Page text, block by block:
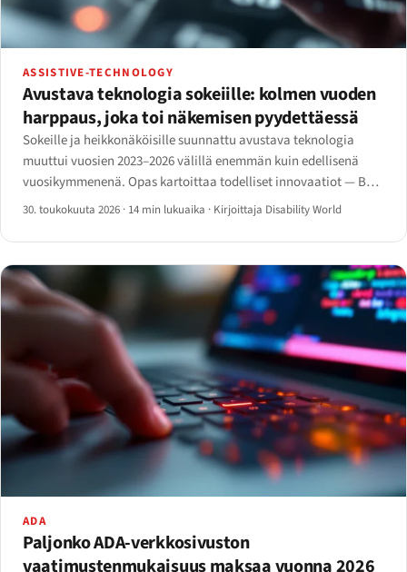
ASSISTIVE-TECHNOLOGY
Avustava teknologia sokeiille: kolmen vuoden
harppaus, joka toi näkemisen pyydettäessä
Sokeille ja heikkonäköisille suunnattu avustava teknologia
muuttui vuosien 2023–2026 välillä enemmän kuin edellisenä
vuosikymmenenä. Opas kartoittaa todelliset innovaatiot — Be
My AI, Ray-Ban Meta, älykeppi, Monarch ja
30. toukokuuta 2026 · 14 min lukuaika · Kirjoittaja Disability World
ADA
Paljonko ADA-verkkosivuston
vaatimustenmukaisuus maksaa vuonna 2026